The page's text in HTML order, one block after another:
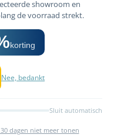
showroom en
de voorraad strekt.
korting
Nee, bedankt
Sluit automatisch
dagen niet meer tonen